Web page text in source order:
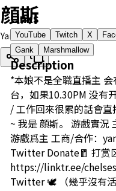
顔斯
Yansu
Links
YouTube Twitch X
Gank
Marshmallow
Description
*本娘不是全職直播主
台，如果10.30PM 没有
/ 工作回來很累的話會
~ 我是 顔斯。 游戲實況
游戲爲主 工商/合作：
Twitter Donate🧧 打赏
https://linktr.ee/
Twitter 🕊️ （幾乎沒有